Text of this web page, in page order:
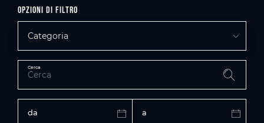
Opzioni di filtro
Categoria
Cerca
da a